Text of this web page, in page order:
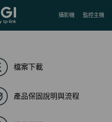
Reliably Smart 攝影機 監控主機
檔案下載
產品保固說明與流程